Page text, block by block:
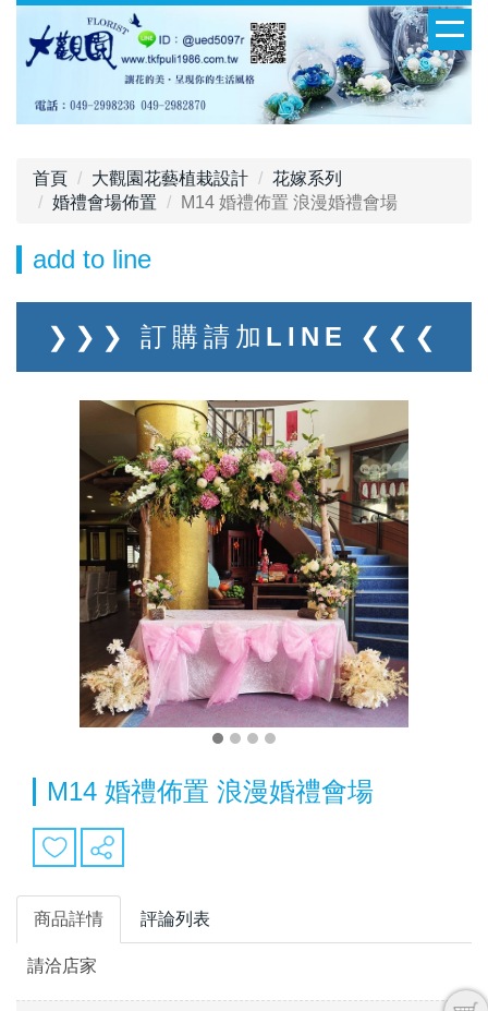
首頁 大觀園花藝植栽設計
花嫁系列
婚禮會場佈置
M14 婚禮佈置 浪漫婚禮會場
add to line
❯❯❯ 訂購請加LINE ❮❮❮
M14 婚禮佈置 浪漫婚禮會場
商品詳情 評論列表
請洽店家